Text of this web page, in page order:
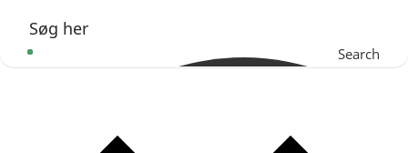
Search